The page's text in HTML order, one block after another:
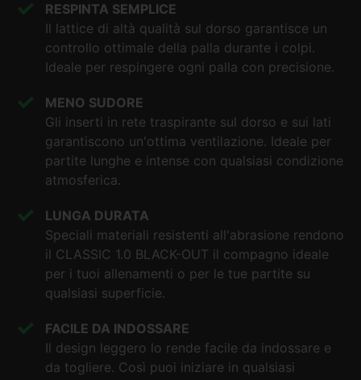
RESPINTA SEMPLICE
Il lattice di altà qualità sul dorso garantisce un
controllo ottimale della palla durante i colpi.
Ideale per respingere ogni palla con precisione.
MENO SUDORE
Gli inserti in rete traspirante sul dorso e sui lati
garantiscono un'ottima ventilazione. Ideale per
partite lunghe e intense con qualsiasi condizione
atmosferica.
LUNGA DURATA
Speciali materiali resistenti all'abrasione rendono
il CLASSIC 1.0 BLACK-OUT il compagno ideale
per i tuoi allenamenti o per le tue partite su
qualsiasi superficie.
FACILE DA INDOSSARE
Il design leggero lo rende facile da indossare e
da togliere. Così puoi iniziare in qualsiasi